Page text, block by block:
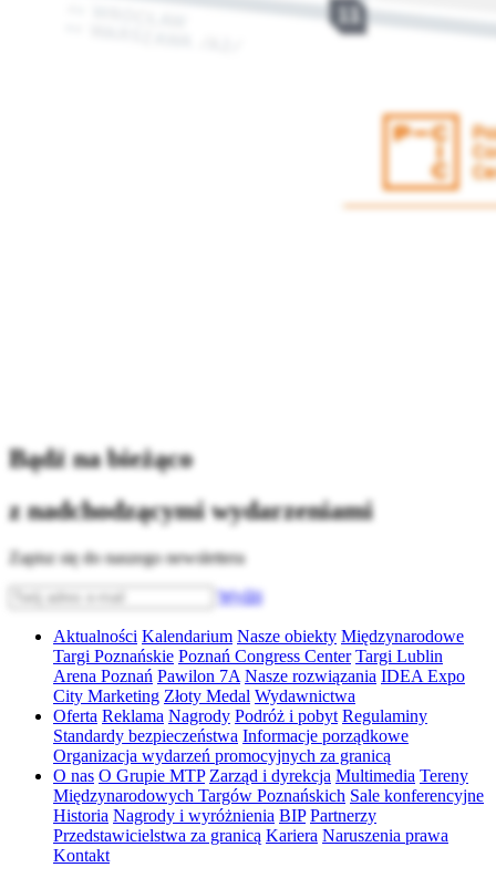
Bądź na bieżąco
z nadchodzącymi wydarzeniami
Zapisz się do naszego newslettera
Wyślij
Aktualności Kalendarium Nasze obiekty Międzynarodowe
Targi Poznańskie Poznań Congress Center Targi Lublin
Arena Poznań Pawilon 7A Nasze rozwiązania IDEA Expo
City Marketing Złoty Medal Wydawnictwa
Oferta Reklama Nagrody Podróż i pobyt Regulaminy
Standardy bezpieczeństwa Informacje porządkowe
Organizacja wydarzeń promocyjnych za granicą
O nas O Grupie MTP Zarząd i dyrekcja Multimedia Tereny
Międzynarodowych Targów Poznańskich Sale konferencyjne
Historia Nagrody i wyróżnienia BIP Partnerzy
Przedstawicielstwa za granicą Kariera Naruszenia prawa
Kontakt